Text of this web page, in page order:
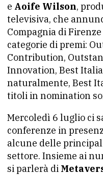
e Aoife Wilson,
televisiva, che
Compagnia di
categorie di premi:
Contribution,
Innovation, Best
naturalmente, Best
titoli in nomination
Mercoledì 6 luglio ci
conferenze in
alcune delle
settore. Insieme ai
si parlerà di